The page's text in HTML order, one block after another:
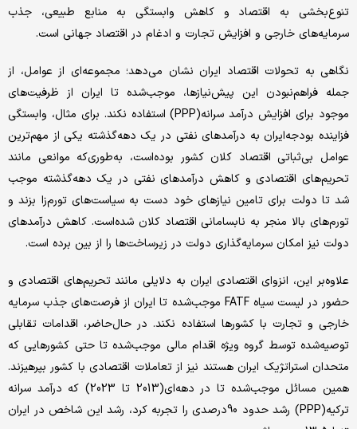
تنوع‌‌‌‌‌بخشی به اقتصاد و کاهش وابستگی به منابع طبیعی، جذب
سرمایه‌های خارجی و افزایش تجارت و ادغام در اقتصاد جهانی است.
نگاهی به تحولات اقتصاد ایران نشان می‌دهد؛ مجموعه‌‌‌‌‌ای از عوامل، از
جمله فراهم‌نبودن این پیش‌‌‌‌‌نیازها، موجب‌شده تا ایران از ظرفیت‌های
موجود برای افزایش درآمد سرانه(PPP) استفاده نکند. برای مثال، وابستگی
فزاینده بودجه‌ایران به درآمدهای نفتی در یک دهه‌گذشته یکی از مهم‌ترین
عوامل بی‌‌‌‌‌ثباتی اقتصاد کلان کشور بوده‌است، به‌طوری‌که موانعی مانند
تحریم‌های اقتصادی و کاهش درآمدهای نفتی در یک دهه‌گذشته موجب
شد تا دولت برای تامین نیازهای خود دست به سیاست‌های تورم‌‌‌‌‌زا بزند و
تورم‌های بالا منجر به نابسامانی اقتصاد کلان شده‌است. کاهش درآمدهای
دولت نیز امکان سرمایه‌گذاری دولت در زیرساخت‌ها را از بین برده است.
علاوه‌بر این، انزوای اقتصادی ایران به دلایلی مانند تحریم‌های اقتصادی و
حضور در لیست سیاه FATF موجب‌شده تا ایران از فرصت‌های جذب سرمایه
خارجی و تجارت با کشورها استفاده نکند. در حال‌حاضر، اقدامات تقابلی
توصیه‌‌‌‌‌شده توسط گروه ویژه اقدام مالی موجب‌شده تا حتی کشورهایی که
متحدان استراتژیک ایران هستند نیز از تعاملات اقتصادی با کشور بپرهیزند.
همین مسائل موجب‌شده تا در دهه‌‌‌‌‌ای(2013 تا 2023) که درآمد سرانه
ترکیه(PPP) رشد حدود 90‌درصدی را تجربه کرد، رشد این شاخص در ایران